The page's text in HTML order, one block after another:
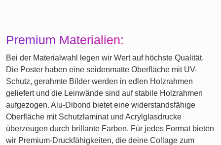
Premium Materialien:
Bei der Materialwahl legen wir Wert auf höchste Qualität.
Die Poster haben eine seidenmatte Oberfläche mit UV-
Schutz, gerahmte Bilder werden in edlen Holzrahmen
geliefert und die Leinwände sind auf stabile Holzrahmen
aufgezogen. Alu-Dibond bietet eine widerstandsfähige
Oberfläche mit Schutzlaminat und Acrylglasdrucke
überzeugen durch brillante Farben. Für jedes Format bieten
wir Premium-Druckfähigkeiten, die deine Collage zum